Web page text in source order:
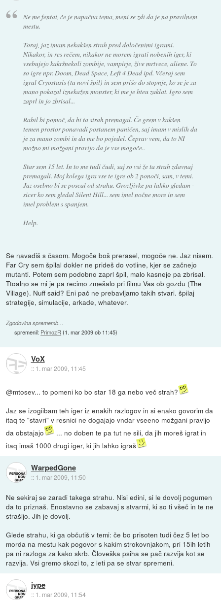
Ne me fentat, če je napačna tema, meni se zdi da je na pravilnem
mestu.
Toraj, jaz imam nekakšen strah pred določenimi igrami.
Nikakor, in res rečem, nikakor ne morem igrati nobenih iger, ki
vsebujejo kakršnekoli zombije, vampirje, žive mrtvece, aliene. To
so igre npr. Doom, Dead Space, Left 4 Dead ipd. Včeraj sem
igral Cryostasis (ta novi špil) in sem prišo do stopnje, ko se je za
mano pokazal iznekažen monster, ki me je hteu zaklat. Igro sem
zaprl in jo zbrisal...
Rabil bi pomoč, da bi ta strah premagal. Če grem v kakšen
temen prostor ponavadi postanem paničen, saj imam v mislih da
je za mano zombi in da me bo pojedel. Čeprav vem, da to NI
možno mi možgani pravijo da je vse mogoče..
Star sem 15 let. In to me tudi čudi, saj so vsi že ta strah zdavnaj
premagali. Moj kolega igra vse te igre ob 2 ponoči, sam, v temi.
Jaz osebno bi se poscal od strahu. Grozljivke pa lahko gledam -
sicer ko sem gledal Silent Hill... sem imel nočne more in sem
imel problem s spanjem.
Help.
Se navadiš s časom. Mogoče boš prerasel, mogoče ne. Jaz nisem.
Far Cry sem špilal dokler ne prideš do votline, kjer se začnejo
mutanti. Potem sem podobno zaprl špil, malo kasneje pa zbrisal.
Ttoalno se mi je pa recimo zmešalo pri filmu Vas ob gozdu (The
Village). Nuff said? Eni pač ne prebavljamo takih stvari. špilaj
strategije, simulacije, arkade, whatever.
Zgodovina sprememb…
spremenil: PrimozR (1. mar 2009 ob 11:45)
VoX
:: 1. mar 2009, 11:45
@mtosev... to pomeni ko bo star 18 ga nebo več strah?
Jaz se izogiibam teh iger iz enakih razlogov in si enako govorim da
itaq te "stavri" v resnici ne dogajajo vndar vseeno možgani pravijo
da obstajajo
... no doben te pa tut ne sili, da jih moreš igrat in
itaq imaš 1000 drugi iger, ki jih lahko igraš
WarpedGone
:: 1. mar 2009, 11:50
Ne sekiraj se zaradi takega strahu. Nisi edini, si le dovolj pogumen
da to priznaš. Enostavno se zabavaj s stvarmi, ki so ti všeč in te ne
strašijo. Jih je dovolj.
Glede strahu, ki ga občutiš v temi: če bo prisoten tudi čez 5 let bo
morda na mestu kak pogovor s kakim strokovnjakom, pri 15ih letih
pa ni razloga za kako skrb. Človeška psiha se pač razvija kot se
razvija. Vsi gremo skozi to, z leti pa se stvar spremeni.
jype
:: 1. mar 2009, 11:54